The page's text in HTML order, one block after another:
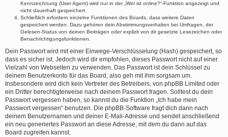
Kennzeichnung (User Agent) wird nur in der „Wer ist online?“-Funktion angezeigt und
nicht dauerhaft gespeichert.
Schließlich erfordern einzelne Funktionen des Boards, dass weitere Daten
gespeichert werden. Dazu gehören dein Abstimmungsverhalten bei Umfragen, der
Gelesen-Status von deinen Beiträgen oder explizit von dir gesetzte Lesezeichen oder
Benachrichtigungsfunktionen.
Dein Passwort wird mit einer Einwege-Verschlüsselung (Hash) gespeichert, so
dass es sicher ist. Jedoch wird dir empfohlen, dieses Passwort nicht auf einer
Vielzahl von Webseiten zu verwenden. Das Passwort ist dein Schlüssel zu
deinem Benutzerkonto für das Board, also geh mit ihm sorgsam um.
Insbesondere wird dich kein Vertreter des Betreibers, von phpBB Limited oder
ein Dritter berechtigterweise nach deinem Passwort fragen. Solltest du dein
Passwort vergessen haben, so kannst du die Funktion „Ich habe mein
Passwort vergessen“ benutzen. Die phpBB-Software fragt dich dann nach
deinem Benutzernamen und deiner E-Mail-Adresse und sendet anschließend
ein neu generiertes Passwort an diese Adresse, mit dem du dann auf das
Board zugreifen kannst.